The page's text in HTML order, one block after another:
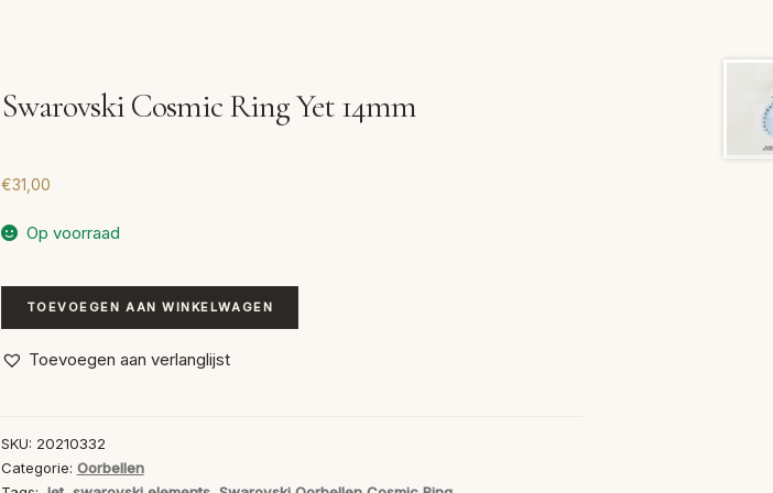
Swarovski Cosmic Ring Yet 14mm
€31,00
Op voorraad
Swarovski
Cosmic
Ring
aantal
TOEVOEGEN AAN WINKELWAGEN
Toevoegen aan verlanglijst
SKU: 20210332
Categorie: Oorbellen